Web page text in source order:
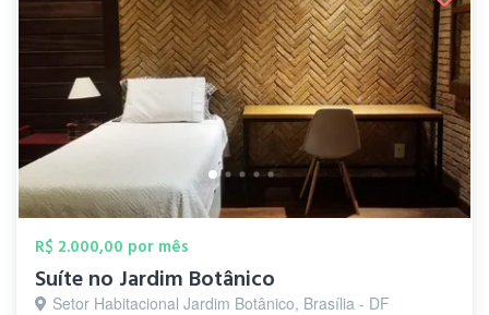
R$ 2.000,00 por mês
Suíte no Jardim Botânico
Setor Habitacional Jardim Botânico, Brasília - DF